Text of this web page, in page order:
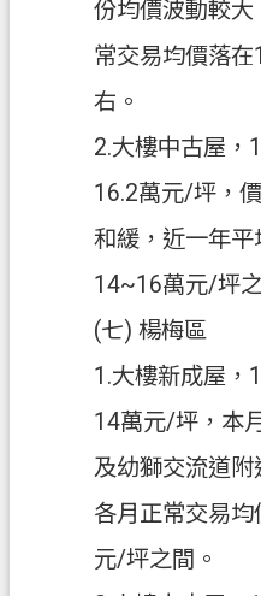
份均價波動較
常交易均價落
右。
2.大樓中古屋，
16.2萬元/坪，
和緩，近一年
14~16萬元/坪
(七) 楊梅區
1.大樓新成屋，
14萬元/坪，本
及幼獅交流道
各月正常交易
元/坪之間。